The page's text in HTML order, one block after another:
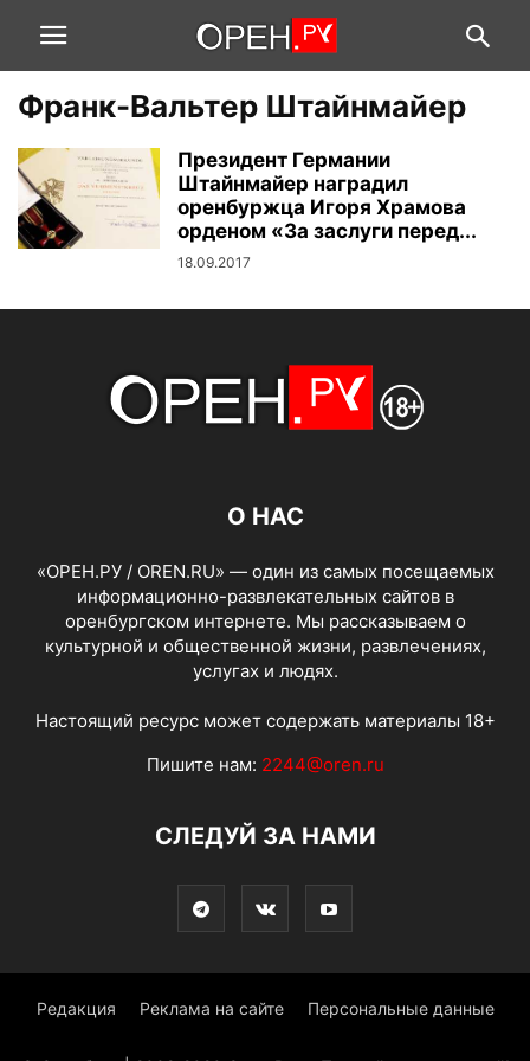
Франк-Вальтер Штайнмайер
Президент Германии
Штайнмайер наградил
оренбуржца Игоря Храмова
орденом «За заслуги перед...
18.09.2017
О НАС
«ОРЕН.РУ / OREN.RU» — один из самых посещаемых
информационно-развлекательных сайтов в
оренбургском интернете. Мы рассказываем о
культурной и общественной жизни, развлечениях,
услугах и людях.
Настоящий ресурс может содержать материалы 18+
Пишите нам: 2244@oren.ru
СЛЕДУЙ ЗА НАМИ
Редакция Реклама на сайте Персональные данные